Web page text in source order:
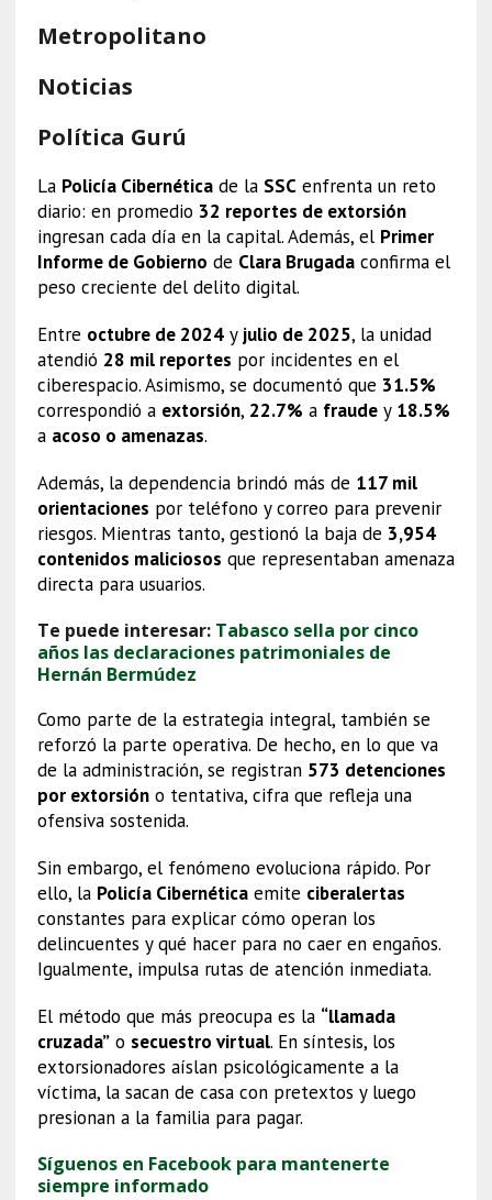
Metropolitano
Noticias
Política Gurú
La Policía Cibernéticade la SSC enfrenta un reto
diario: en promedio 32 reportes de extorsión
ingresan cada día en la capital. Además, el Primer
Informe de Gobierno de Clara Brugadaconfirma el
peso creciente del delito digital.
Entre octubre de 2024y julio de 2025, la unidad
atendió 28 mil reportes por incidentes en el
ciberespacio. Asimismo, se documentó que 31.5%
correspondió a extorsión, 22.7% a fraudey 18.5%
a acoso o amenazas.
Además, la dependencia brindó más de 117 mil
orientaciones por teléfono y correo para prevenir
riesgos. Mientras tanto, gestionó la baja de 3,954
contenidos maliciosos que representaban amenaza
directa para usuarios.
Te puede interesar: Tabasco sella por cinco
años las declaraciones patrimoniales de
Hernán Bermúdez
Como parte de la estrategia integral, también se
reforzó la parte operativa. De hecho, en lo que va
de la administración, se registran 573 detenciones
por extorsióno tentativa, cifra que refleja una
ofensiva sostenida.
Sin embargo, el fenómeno evoluciona rápido. Por
ello, la Policía Cibernéticaemite ciberalertas
constantes para explicar cómo operan los
delincuentes y qué hacer para no caer en engaños.
Igualmente, impulsa rutas de atención inmediata.
El método que más preocupa es la “llamada
cruzada”o secuestro virtual. En síntesis, los
extorsionadores aíslan psicológicamente a la
víctima, la sacan de casa con pretextos y luego
presionan a la familia para pagar.
Síguenos en Facebook para mantenerte
siempre informado